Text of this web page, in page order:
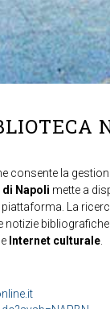
consente la
di Napoli mette a
La
Internet culturale.